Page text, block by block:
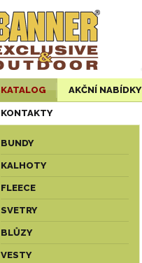
KATALOG AKČNÍ NABÍDKY
KONTAKTY
BUNDY
KALHOTY
FLEECE
SVETRY
BLŮZY
VESTY